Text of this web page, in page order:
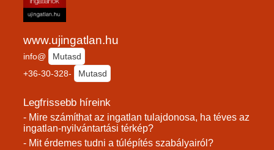
www.ujingatlan.hu
info@
Mutasd
+36-30-328-
Mutasd
Legfrissebb híreink
- Mire számíthat az ingatlan tulajdonosa, ha téves az
ingatlan-nyilvántartási térkép?
- Mit érdemes tudni a túlépítés szabályairól?